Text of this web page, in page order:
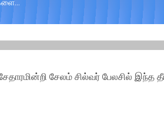
சேலம் சில்வர் பேலசில் இந்த